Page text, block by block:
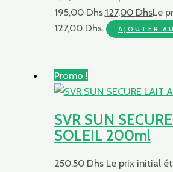
195,00 Dhs.127,00 DhsLe
127,00 Dhs.
AJOUTER
Promo !
SVR SUN
SOLEIL 200ml
250,50Dhs Le prix initial